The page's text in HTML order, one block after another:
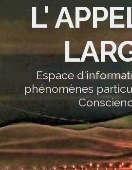
L'
Espace
phénomènes